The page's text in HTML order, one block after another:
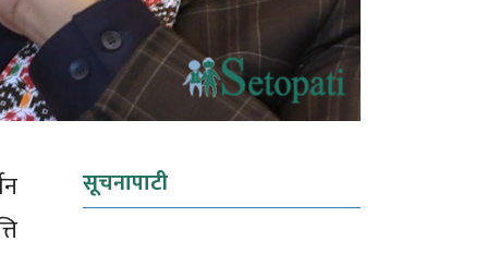
सूचनापाटी